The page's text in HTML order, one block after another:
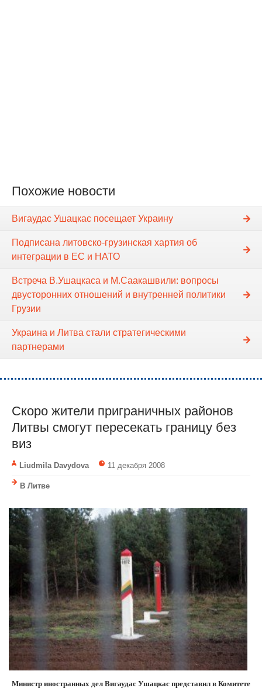
Похожие новости
Вигаудас Ушацкас посещает Украину
Подписана литовско-грузинская хартия об
интеграции в ЕС и НАТО
Встреча В.Ушацкаса и М.Саакашвили: вопросы
двусторонних отношений и внутренней политики
Грузии
Украина и Литва стали стратегическими
партнерами
Скоро жители приграничных районов
Литвы смогут пересекать границу без
виз
Liudmila Davydova 11 декабря 2008
В Литве
Министр иностранных дел Вигаудас Ушацкас представил в Комитете